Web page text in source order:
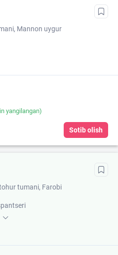
Mannon uygur
yangilangan)
Sotib olish
tumani, Farobi